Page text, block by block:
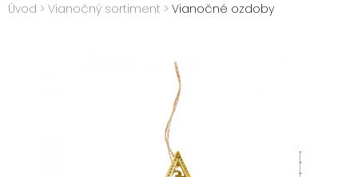
Úvod > Vianočný sortiment > Vianočné ozdoby